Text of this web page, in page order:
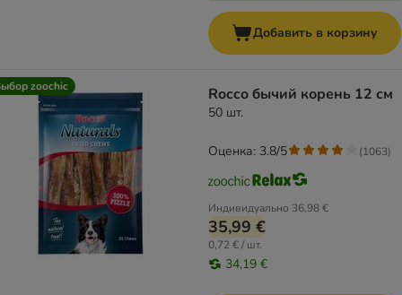
Добавить в корзину
zoochic Rocco бычий корень 12 см
50 шт.
Индивидуально 36,98 €
35,99 €
0,72 € / шт.
34,19 €
Оценка: 3.8/5 (1063)